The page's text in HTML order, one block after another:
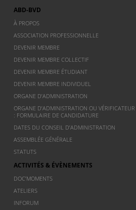
ABD-BVD
À PROPOS
ASSOCIATION PROFESSIONNELLE
DEVENIR MEMBRE
DEVENIR MEMBRE COLLECTIF
DEVENIR MEMBRE ÉTUDIANT
DEVENIR MEMBRE INDIVIDUEL
ORGANE D’ADMINISTRATION
ORGANE D’ADMINISTRATION OU
: FORMULAIRE DE CANDIDATURE
DATES DU CONSEIL D’ADMINISTRATION
ASSEMBLÉE GÉNÉRALE
STATUTS
ACTIVITÉS & ÉVÈNEMENTS
DOC’MOMENTS
ATELIERS
INFORUM